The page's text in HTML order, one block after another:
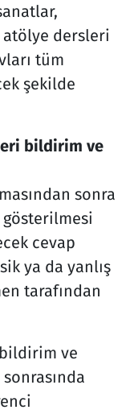
atölye dersleri
tüm
şekilde
bildirim ve
sonra
gösterilmesi
cevap
ya da yanlış
tarafından
ve